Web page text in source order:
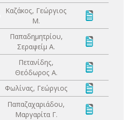
Καζάκος, Γεώργιος
Μ.
Παπαδημητρίου,
Σεραφείμ Α.
Πετανίδης,
Θεόδωρος Α.
Φωλίνας, Γεώργιος
Παπαζαχαριάδου,
Μαργαρίτα Γ.